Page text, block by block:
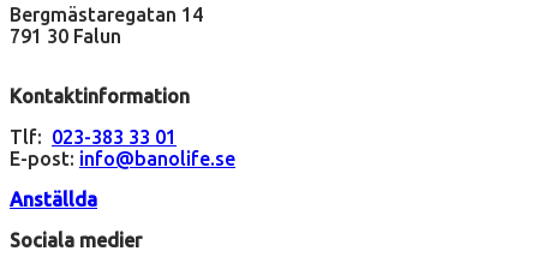
Bergmästaregatan 14
791 30 Falun
Kontaktinformation
Tlf: 023-383 33 01
E-post: info@banolife.se
Anställda
Sociala medier